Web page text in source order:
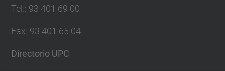
Tel. : 93 401 69 00
Fax: 93 401 65 04
Directorio UPC